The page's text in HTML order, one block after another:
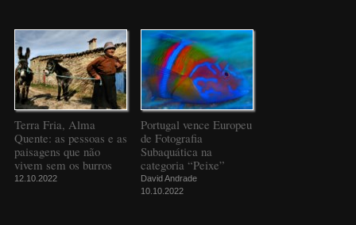
Terra Fria, Alma
Quente: as pessoas e as
paisagens que não
vivem sem os burros
12.10.2022
Portugal vence Europeu
de Fotografia
Subaquática na
categoria “Peixe”
David Andrade
10.10.2022